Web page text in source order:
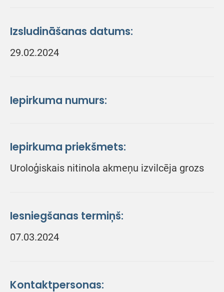
Izsludināšanas datums:
29.02.2024
Iepirkuma numurs:
Iepirkuma priekšmets:
Uroloģiskais nitinola akmeņu izvilcēja grozs
Iesniegšanas termiņš:
07.03.2024
Kontaktpersonas: